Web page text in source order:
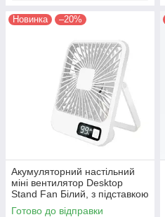
Новинка –20%
Акумуляторний настільний
міні вентилятор Desktop
Stand Fan Білий, з підставкою
та дисплеєм, бездротовий
Готово до відправки